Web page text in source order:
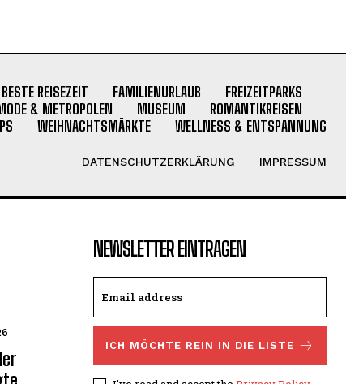
BESTE REISEZEIT FAMILIENURLAUB
FREIZEITPARKS
& METROPOLEN MUSEUM
ROMANTIKREISEN
WEIHNACHTSMÄRKTE WELLNESS & ENTSPANNUNG
DATENSCHUTZERKLÄRUNG IMPRESSUM
NEWSLETTER EINTRAGEN
ICH MÖCHTE REIN IN DIE LISTE